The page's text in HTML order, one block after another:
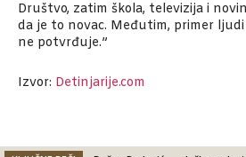
Društvo, zatim škola, televizija i
da je to novac. Međutim, primer ljudi
ne potvrđuje.”
Izvor: Detinjarije.com